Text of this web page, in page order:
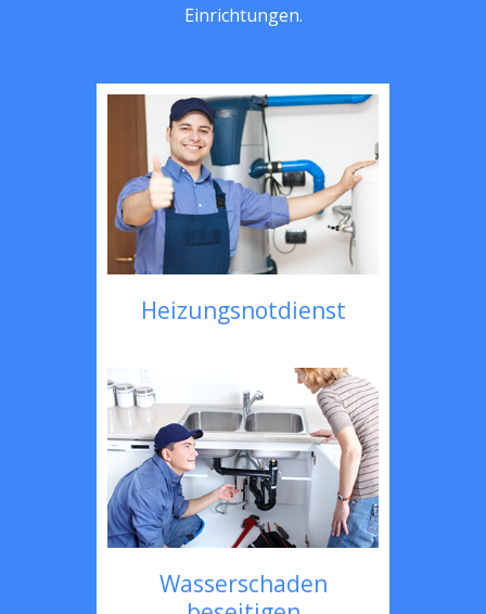
Einrichtungen.
Heizungsnotdienst
Wasserschaden